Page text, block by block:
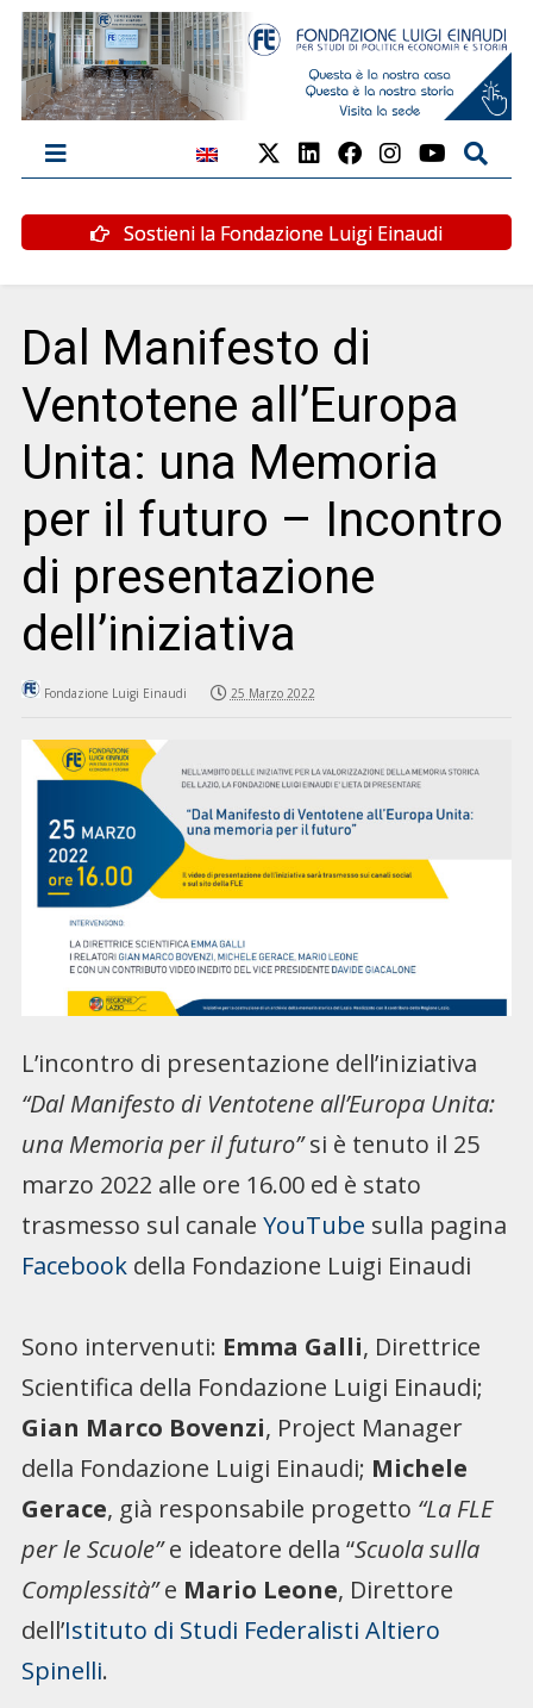
Sostieni la Fondazione Luigi Einaudi
Dal Manifesto di
Ventotene all’Europa
Unita: una Memoria
per il futuro – Incontro
di presentazione
dell’iniziativa
Fondazione Luigi Einaudi 25 Marzo 2022
L’incontro di presentazione dell’iniziativa
“Dal Manifesto di Ventotene all’Europa Unita:
una Memoria per il futuro”si è tenuto il 25
marzo 2022 alle ore 16.00 ed è stato
trasmesso sul canale YouTube sulla pagina
Facebookdella Fondazione Luigi Einaudi
Sono intervenuti: Emma Galli, Direttrice
Scientifica della Fondazione Luigi Einaudi;
Gian Marco Bovenzi, Project Manager
della Fondazione Luigi Einaudi; Michele
Gerace, già responsabile progetto “La FLE
per le Scuole”e ideatore della “Scuola sulla
Complessità”e Mario Leone, Direttore
dell’Istituto di Studi Federalisti Altiero
Spinelli.